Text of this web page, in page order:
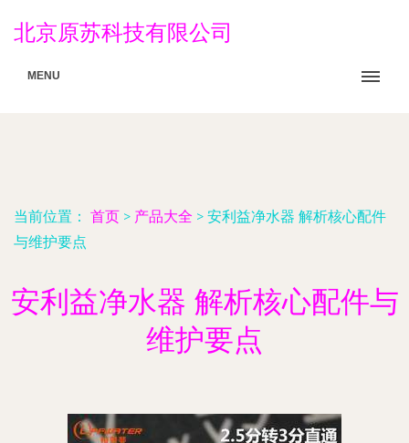
北京原苏科技有限公司
MENU
当前位置： 首页 > 产品大全 > 安利益净水器 解析核心配件
与维护要点
安利益净水器 解析核心配件与
维护要点